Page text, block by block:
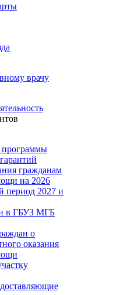
врачу
программы
гражданам
на 2026
период 2027 и
в ГБУЗ МГБ
о
оказания